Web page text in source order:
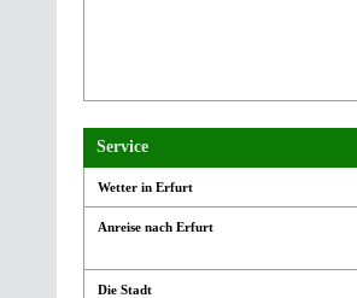
Service
Wetter in Erfurt
Anreise nach Erfurt
Die Stadt